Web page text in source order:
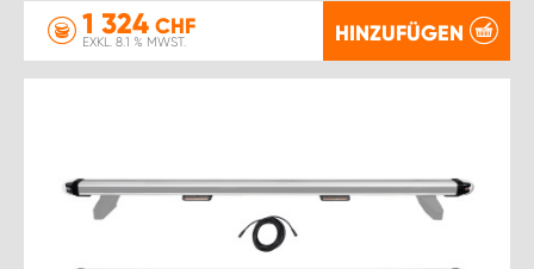
1 324 CHF
EXKL. 8.1 % MWST. HINZUFÜGEN